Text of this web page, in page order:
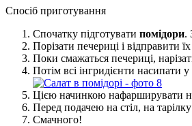
Спосіб приготування
Спочатку підготувати помідори.
Порізати печериці і відправити
Поки смажаться печериці,
Потім всі інгридієнти насипати
Цією начинкою нафарширувати
Перед подачею на стіл, на
Смачного!